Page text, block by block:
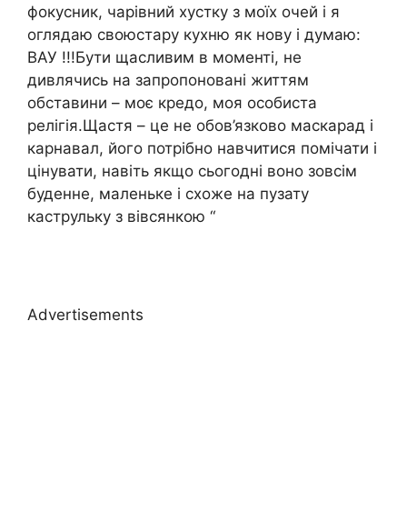
фокусник, чарівний хустку з моїх очей і я
оглядаю своюстару кухню як нову і думаю:
ВАУ !!!Бути щасливим в моменті, не
дивлячись на запропоновані життям
обставини – моє кредо, моя особиста
релігія.Щастя – це не обов’язково маскарад і
карнавал, його потрібно навчитися помічати і
цінувати, навіть якщо сьогодні воно зовсім
буденне, маленьке і схоже на пузату
каструльку з вівсянкою “
Advertisements